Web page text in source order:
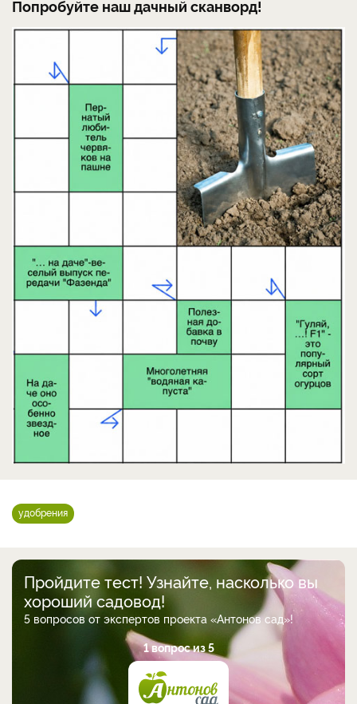
Попробуйте наш дачный сканворд!
удобрения
Пройдите тест! Узнайте, насколько вы
хороший садовод!
5 вопросов от экспертов проекта «Антонов сад»!
1 вопрос из 5